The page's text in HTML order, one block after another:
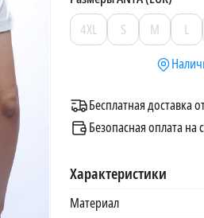
4XL
S M L
Бесплатная доставка
Безопасная оплата на
Характеристики
Материал